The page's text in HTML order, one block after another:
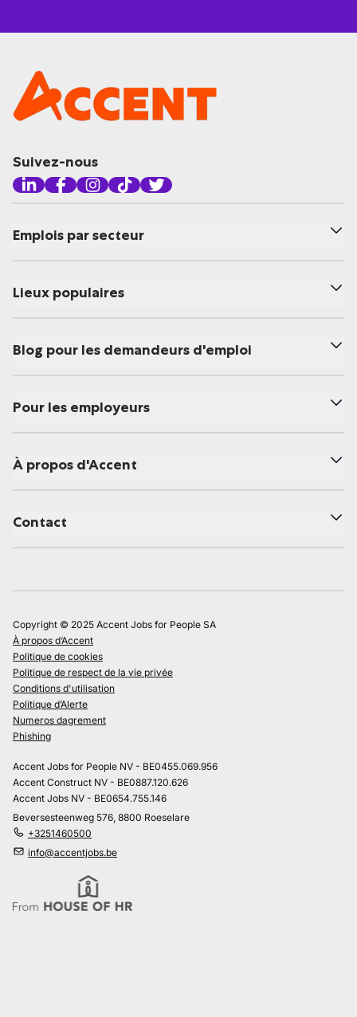
Suivez-nous
Emplois par secteur
Lieux populaires
Blog pour les demandeurs d'emploi
Pour les employeurs
À propos d'Accent
Contact
Copyright © 2025 Accent Jobs for People SA
À propos d’Accent
Politique de cookies
Politique de respect de la vie privée
Conditions d'utilisation
Politique d’Alerte
Numeros dagrement
Phishing
Accent Jobs for People NV - BE0455.069.956
Accent Construct NV - BE0887.120.626
Accent Jobs NV - BE0654.755.146
Beversesteenweg 576, 8800 Roeselare
+3251460500
info@accentjobs.be